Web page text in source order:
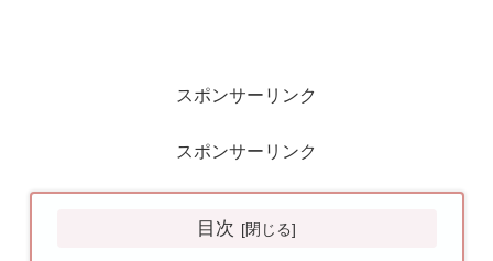
スポンサーリンク
スポンサーリンク
目次